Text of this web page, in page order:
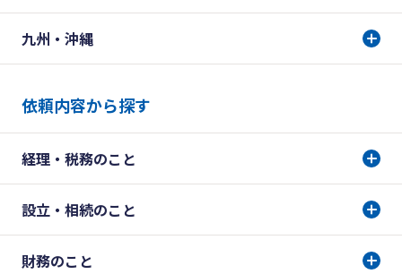
九州・沖縄
依頼内容から探す
経理・税務のこと
設立・相続のこと
財務のこと